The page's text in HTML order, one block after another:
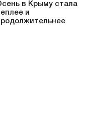
в Крыму стала
и